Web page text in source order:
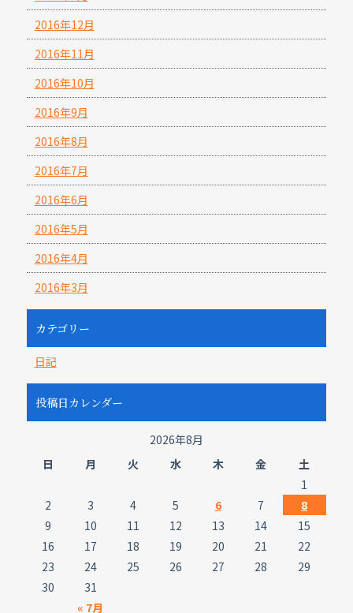
2016年12月
2016年11月
2016年10月
2016年9月
2016年8月
2016年7月
2016年6月
2016年5月
2016年4月
2016年3月
カテゴリー
日記
投稿日カレンダー
2026年8月
日
月 火 水 木 金 土
« 7月
1
2
3 4 5 6 7
8
9
10 11 12 13 14
15
16
17 18 19 20 21
22
23
24 25 26 27 28
29
30
31